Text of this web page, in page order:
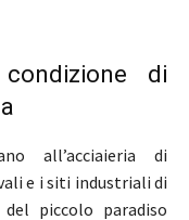
di
all’acciaieria di
e i siti industriali di
piccolo paradiso